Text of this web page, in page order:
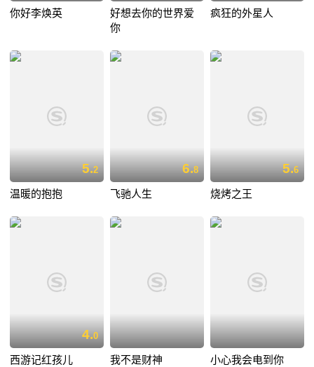
你好李焕英
好想去你的世界爱
你
疯狂的外星人
5.2
温暖的抱抱
6.8
飞驰人生
5.6
烧烤之王
4.0
西游记红孩儿 我不是财神 小心我会电到你